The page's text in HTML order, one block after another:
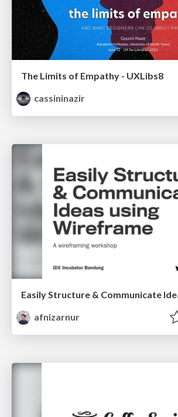
The Limits of Empathy - UXLibs8
cassininazir
afnizarnur